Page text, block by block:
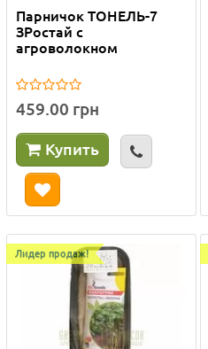
Парничок ТОНЕЛЬ-7
ЗРостай с
агроволокном
459.00 грн
Купить
Лидер продаж!